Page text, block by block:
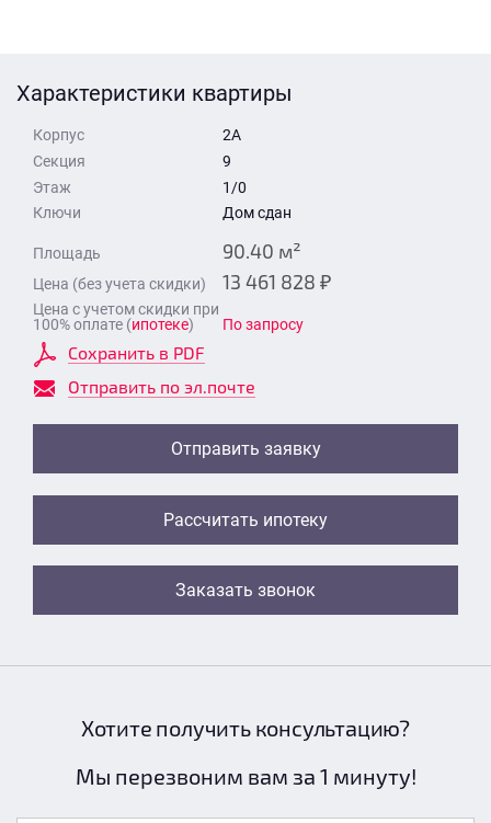
Характеристики квартиры
Корпус
2А
Секция
9
Этаж
1/0
Ключи
Дом сдан
Площадь 90.40 м²
Цена (без учета скидки) 13 461 828 ₽
Цена с учетом скидки при
100% оплате (ипотеке) По запросу
Сохранить в PDF
Отправить по эл.почте
Отправить заявку
Рассчитать ипотеку
Заказать звонок
Отправить
Отправить
Хотите получить консультацию?
Мы перезвоним вам за 1 минуту!